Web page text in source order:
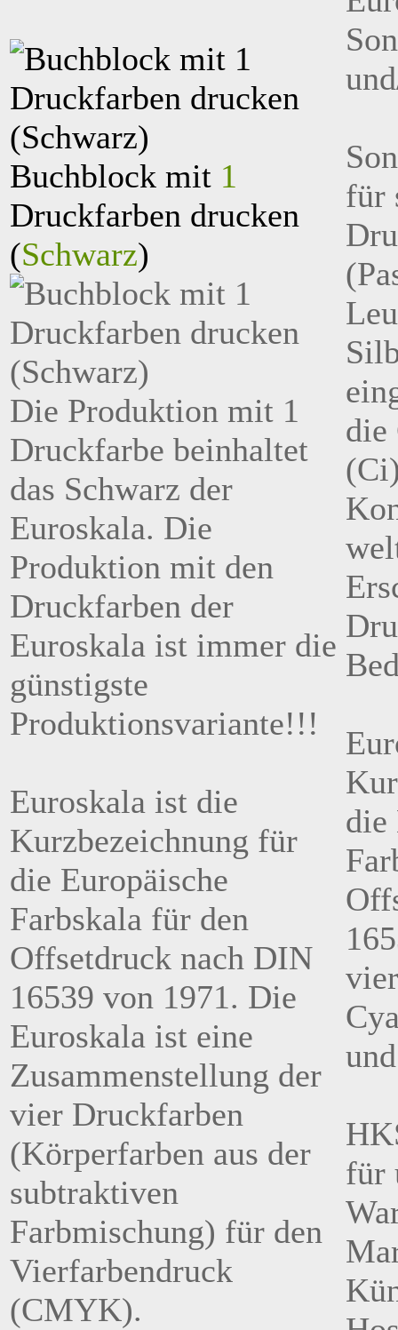
Buchblock mit 1
Druckfarben drucken
(Schwarz)
Die Produktion mit 1
Druckfarbe beinhaltet
das Schwarz der
Euroskala. Die
Produktion mit den
Druckfarben der
Euroskala ist immer die
günstigste
Produktionsvariante!!!
Euroskala ist die
Kurzbezeichnung für
die Europäische
Farbskala für den
Offsetdruck nach DIN
16539 von 1971. Die
Euroskala ist eine
Zusammenstellung der
vier Druckfarben
(Körperfarben aus der
subtraktiven
Farbmischung) für den
Vierfarbendruck
(CMYK).
für
die
die
für